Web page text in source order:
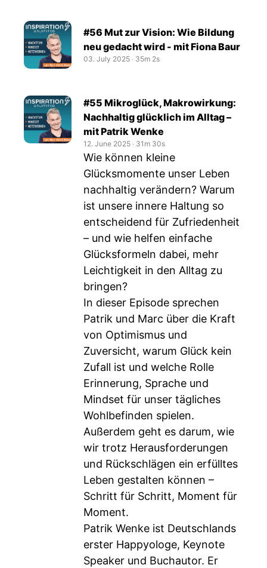
#56 Mut zur Vision: Wie Bildung
neu gedacht wird - mit Fiona Baur
03. July 2025 ‧ 35m 2s
#55 Mikroglück, Makrowirkung:
Nachhaltig glücklich im Alltag –
mit Patrik Wenke
12. June 2025 ‧ 31m 30s
Wie können kleine
Glücksmomente unser Leben
nachhaltig verändern? Warum
ist unsere innere Haltung so
entscheidend für Zufriedenheit
– und wie helfen einfache
Glücksformeln dabei, mehr
Leichtigkeit in den Alltag zu
bringen?
In dieser Episode sprechen
Patrik und Marc über die Kraft
von Optimismus und
Zuversicht, warum Glück kein
Zufall ist und welche Rolle
Erinnerung, Sprache und
Mindset für unser tägliches
Wohlbefinden spielen.
Außerdem geht es darum, wie
wir trotz Herausforderungen
und Rückschlägen ein erfülltes
Leben gestalten können –
Schritt für Schritt, Moment für
Moment.
Patrik Wenke ist Deutschlands
erster Happyologe, Keynote
Speaker und Buchautor. Er